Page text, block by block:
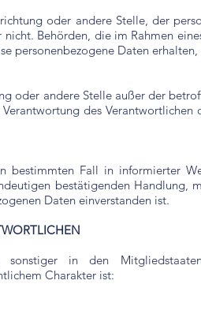
oder andere Stelle, der
Behörden, die im Rahmen
personenbezogene Daten
oder andere Stelle außer der
des Verantwortlichen
Fall in informierter
bestätigenden Handlung,
Daten einverstanden ist.
sonstiger in den
Charakter ist: